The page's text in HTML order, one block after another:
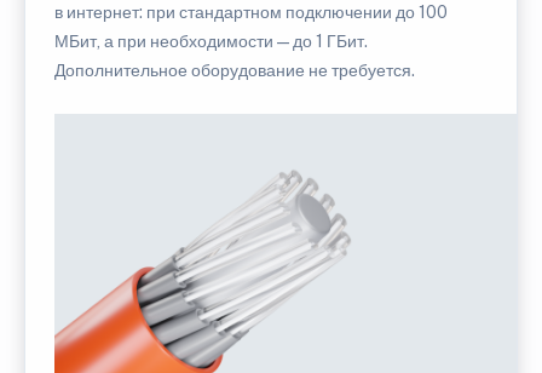
в интернет: при стандартном подключении до 100
МБит, а при необходимости — до 1 ГБит.
Дополнительное оборудование не требуется.